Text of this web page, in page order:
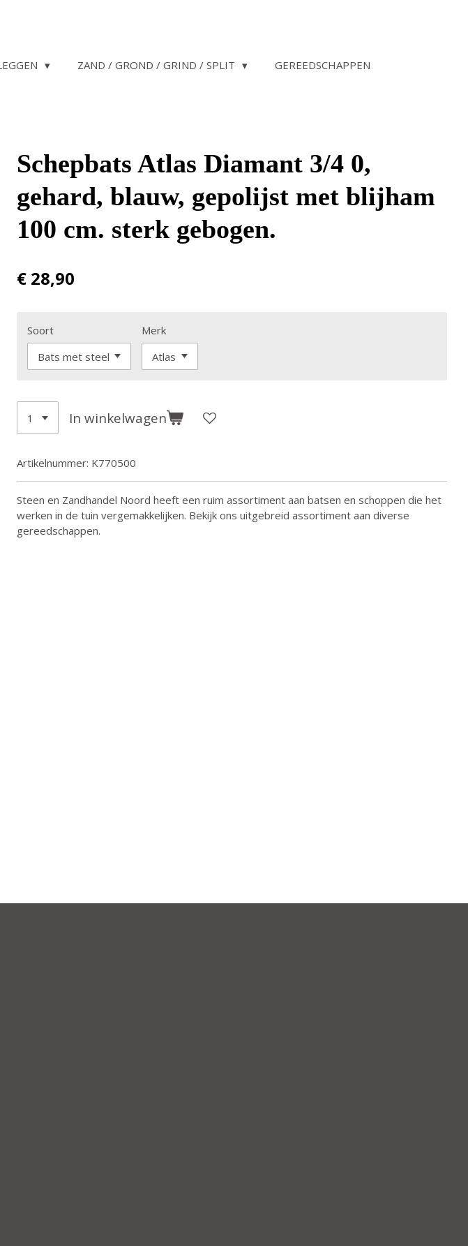
ZAND / GROND / GRIND / SPLIT
GEREEDSCHAPPEN
Schepbats Atlas Diamant 3/4 0,
gehard, blauw, gepolijst met blijham
100 cm. sterk gebogen.
€ 28,90
Soort Merk
In winkelwagen
Artikelnummer: K770500
Steen en Zandhandel Noord heeft een ruim assortiment aan batsen en schoppen die het
werken in de tuin vergemakkelijken. Bekijk ons uitgebreid assortiment aan diverse
gereedschappen.